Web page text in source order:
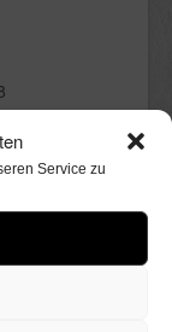
Service zu